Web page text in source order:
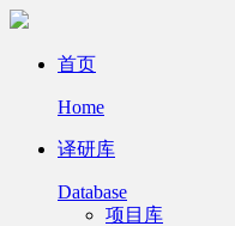
首页
Home
译研库
Database
项目库